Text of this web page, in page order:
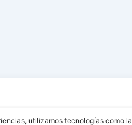
utilizamos tecnologías como